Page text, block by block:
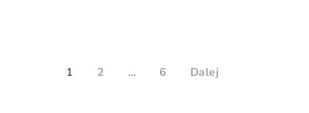
wpisówPAGE
1 PAGE
2 … PAGE
6 Dalej